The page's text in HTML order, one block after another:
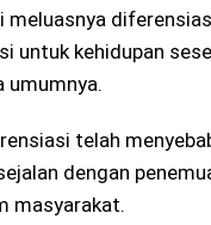
meluasnya
untuk kehidupan
umumnya.
telah
dengan
masyarakat.